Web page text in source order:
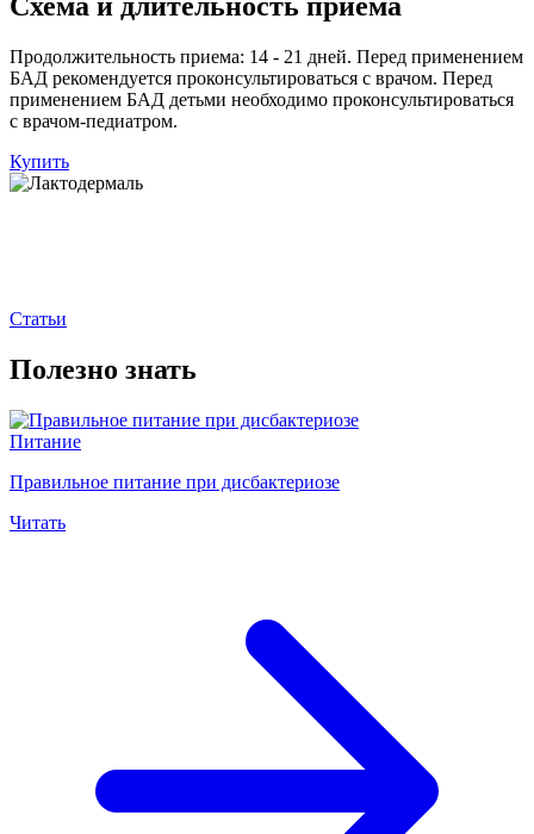
Схема и длительность приема
Продолжительность приема: 14 - 21 дней. Перед применением
БАД рекомендуется проконсультироваться с врачом. Перед
применением БАД детьми необходимо проконсультироваться
с врачом-педиатром.
Купить
Статьи
Полезно знать
Питание
Правильное питание при дисбактериозе
Читать